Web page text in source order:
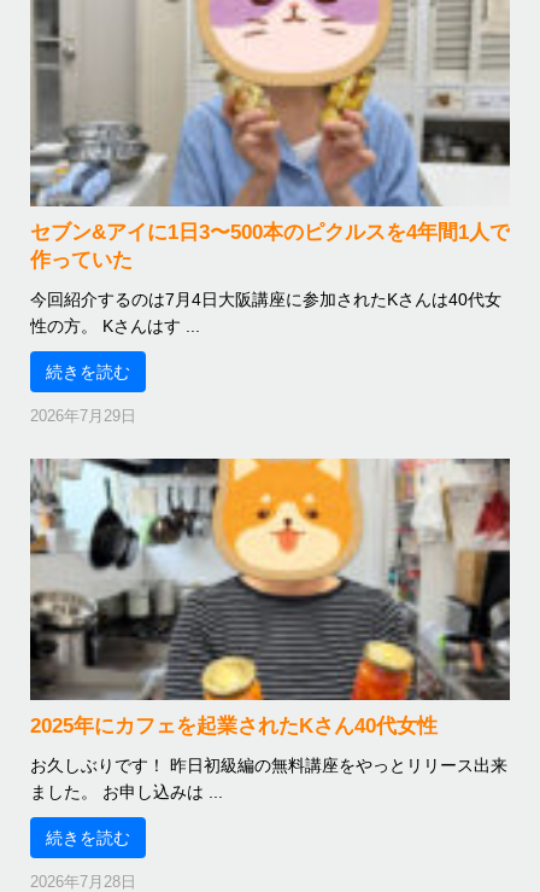
セブン&アイに1日3〜500本のピクルスを4年間1人で
作っていた
今回紹介するのは7月4日大阪講座に参加されたKさんは40代女
性の方。 Kさんはす ...
続きを読む
2026年7月29日
2025年にカフェを起業されたKさん40代女性
お久しぶりです！ 昨日初級編の無料講座をやっとリリース出来
ました。 お申し込みは ...
続きを読む
2026年7月28日